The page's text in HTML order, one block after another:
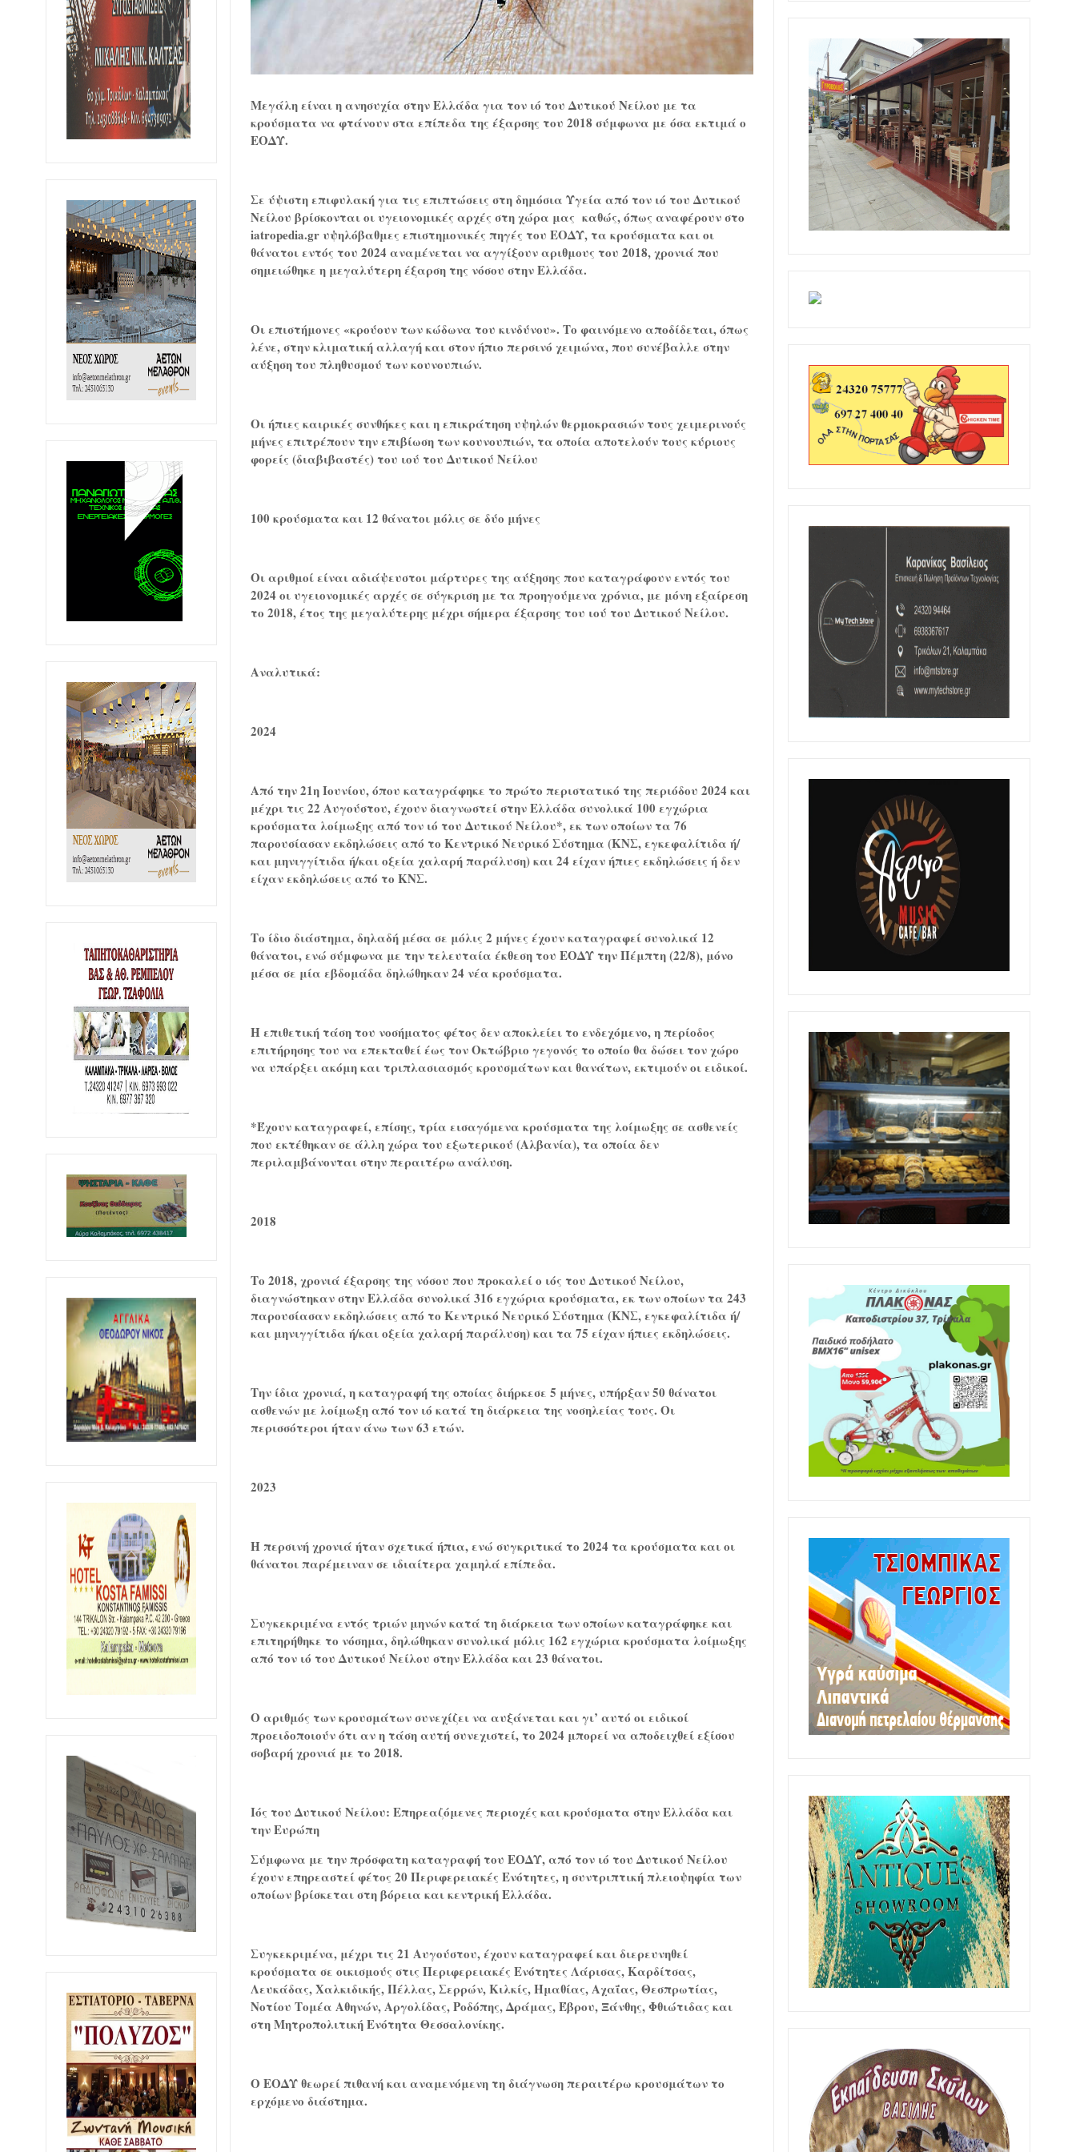
Μεγάλη είναι η ανησυχία στην Ελλάδα για τον ιό του Δυτικού Νείλου με τα
κρούσματα να φτάνουν στα επίπεδα της έξαρσης του 2018 σύμφωνα με όσα εκτιμά ο
ΕΟΔΥ.
Σε ύψιστη επιφυλακή για τις επιπτώσεις στη δημόσια Υγεία από τον ιό του Δυτικού
Νείλου βρίσκονται οι υγειονομικές αρχές στη χώρα μας καθώς, όπως αναφέρουν στο
iatropedia.gr υψηλόβαθμες επιστημονικές πηγές του ΕΟΔΥ, τα κρούσματα και οι
θάνατοι εντός του 2024 αναμένεται να αγγίξουν αριθμους του 2018, χρονιά που
σημειώθηκε η μεγαλύτερη έξαρση της νόσου στην Ελλάδα.
Οι επιστήμονες «κρούουν των κώδωνα του κινδύνου». Το φαινόμενο αποδίδεται, όπως
λένε, στην κλιματική αλλαγή και στον ήπιο περσινό χειμώνα, που συνέβαλλε στην
αύξηση του πληθυσμού των κουνουπιών.
Οι ήπιες καιρικές συνθήκες και η επικράτηση υψηλών θερμοκρασιών τους χειμερινούς
μήνες επιτρέπουν την επιβίωση των κουνουπιών, τα οποία αποτελούν τους κύριους
φορείς (διαβιβαστές) του ιού του Δυτικού Νείλου
100 κρούσματα και 12 θάνατοι μόλις σε δύο μήνες
Οι αριθμοί είναι αδιάψευστοι μάρτυρες της αύξησης που καταγράφουν εντός του
2024 οι υγειονομικές αρχές σε σύγκριση με τα προηγούμενα χρόνια, με μόνη εξαίρεση
το 2018, έτος της μεγαλύτερης μέχρι σήμερα έξαρσης του ιού του Δυτικού Νείλου.
Αναλυτικά:
2024
Από την 21η Ιουνίου, όπου καταγράφηκε το πρώτο περιστατικό της περιόδου 2024 και
μέχρι τις 22 Αυγούστου, έχουν διαγνωστεί στην Ελλάδα συνολικά 100 εγχώρια
κρούσματα λοίμωξης από τον ιό του Δυτικού Νείλου*, εκ των οποίων τα 76
παρουσίασαν εκδηλώσεις από το Κεντρικό Νευρικό Σύστημα (ΚΝΣ, εγκεφαλίτιδα ή/
και μηνιγγίτιδα ή/και οξεία χαλαρή παράλυση) και 24 είχαν ήπιες εκδηλώσεις ή δεν
είχαν εκδηλώσεις από το ΚΝΣ.
Το ίδιο διάστημα, δηλαδή μέσα σε μόλις 2 μήνες έχουν καταγραφεί συνολικά 12
θάνατοι, ενώ σύμφωνα με την τελευταία έκθεση του ΕΟΔΥ την Πέμπτη (22/8), μόνο
μέσα σε μία εβδομάδα δηλώθηκαν 24 νέα κρούσματα.
Η επιθετική τάση του νοσήματος φέτος δεν αποκλείει το ενδεχόμενο, η περίοδος
επιτήρησης του να επεκταθεί έως τον Οκτώβριο γεγονός το οποίο θα δώσει τον χώρο
να υπάρξει ακόμη και τριπλασιασμός κρουσμάτων και θανάτων, εκτιμούν οι ειδικοί.
*Έχουν καταγραφεί, επίσης, τρία εισαγόμενα κρούσματα της λοίμωξης σε ασθενείς
που εκτέθηκαν σε άλλη χώρα του εξωτερικού (Αλβανία), τα οποία δεν
περιλαμβάνονται στην περαιτέρω ανάλυση.
2018
Το 2018, χρονιά έξαρσης της νόσου που προκαλεί ο ιός του Δυτικού Νείλου,
διαγνώστηκαν στην Ελλάδα συνολικά 316 εγχώρια κρούσματα, εκ των οποίων τα 243
παρουσίασαν εκδηλώσεις από το Κεντρικό Νευρικό Σύστημα (ΚΝΣ, εγκεφαλίτιδα ή/
και μηνιγγίτιδα ή/και οξεία χαλαρή παράλυση) και τα 75 είχαν ήπιες εκδηλώσεις.
Την ίδια χρονιά, η καταγραφή της οποίας διήρκεσε 5 μήνες, υπήρξαν 50 θάνατοι
ασθενών με λοίμωξη από τον ιό κατά τη διάρκεια της νοσηλείας τους. Οι
περισσότεροι ήταν άνω των 63 ετών.
2023
Η περσινή χρονιά ήταν σχετικά ήπια, ενώ συγκριτικά το 2024 τα κρούσματα και οι
θάνατοι παρέμειναν σε ιδιαίτερα χαμηλά επίπεδα.
Συγκεκριμένα εντός τριών μηνών κατά τη διάρκεια των οποίων καταγράφηκε και
επιτηρήθηκε το νόσημα, δηλώθηκαν συνολικά μόλις 162 εγχώρια κρούσματα λοίμωξης
από τον ιό του Δυτικού Νείλου στην Ελλάδα και 23 θάνατοι.
Ο αριθμός των κρουσμάτων συνεχίζει να αυξάνεται και γι’ αυτό οι ειδικοί
προειδοποιούν ότι αν η τάση αυτή συνεχιστεί, το 2024 μπορεί να αποδειχθεί εξίσου
σοβαρή χρονιά με το 2018.
Ιός του Δυτικού Νείλου: Επηρεαζόμενες περιοχές και κρούσματα στην Ελλάδα και
την Ευρώπη
Σύμφωνα με την πρόσφατη καταγραφή του ΕΟΔΥ, από τον ιό του Δυτικού Νείλου
έχουν επηρεαστεί φέτος 20 Περιφερειακές Ενότητες, η συντριπτική πλειοψηφία των
οποίων βρίσκεται στη βόρεια και κεντρική Ελλάδα.
Συγκεκριμένα, μέχρι τις 21 Αυγούστου, έχουν καταγραφεί και διερευνηθεί
κρούσματα σε οικισμούς στις Περιφερειακές Ενότητες Λάρισας, Καρδίτσας,
Λευκάδας, Χαλκιδικής, Πέλλας, Σερρών, Κιλκίς, Ημαθίας, Αχαΐας, Θεσπρωτίας,
Νοτίου Τομέα Αθηνών, Αργολίδας, Ροδόπης, Δράμας, Έβρου, Ξάνθης, Φθιώτιδας και
στη Μητροπολιτική Ενότητα Θεσσαλονίκης.
Ο ΕΟΔΥ θεωρεί πιθανή και αναμενόμενη τη διάγνωση περαιτέρω κρουσμάτων το
ερχόμενο διάστημα.